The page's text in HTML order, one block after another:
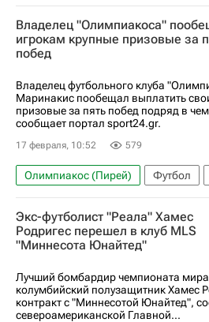
Лига чемпионов УЕФА 2026-2027
Анонсы и трансляции матчей
Владелец "Олимпиакоса"
игрокам крупные призовые за
побед
Владелец футбольного клуба
Маринакис пообещал выплатить
призовые за пять побед подряд в
сообщает портал sport24.gr.
17 февраля, 10:52 579
Олимпиакос (Пирей) Футбол
Греция
Байер 04
Лига чемпионов УЕФА 2026-2027
АЕК (Афины)
Экс-футболист "Реала" Хамес
Родригес перешел в клуб MLS
"Миннесота Юнайтед"
Лучший бомбардир чемпионата
колумбийский полузащитник Хамес
контракт с "Миннесотой Юнайтед",
североамериканской Главной...